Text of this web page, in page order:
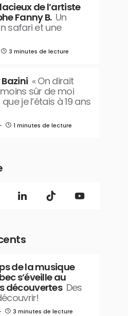
de l’artiste
Fanny B. Un
safari et une
3 minutes de lecture
« On dirait
sûr de moi
je l’étais à 19 ans
1 minutes de lecture
de la musique
s’éveille au
découvertes Des
3 minutes de lecture